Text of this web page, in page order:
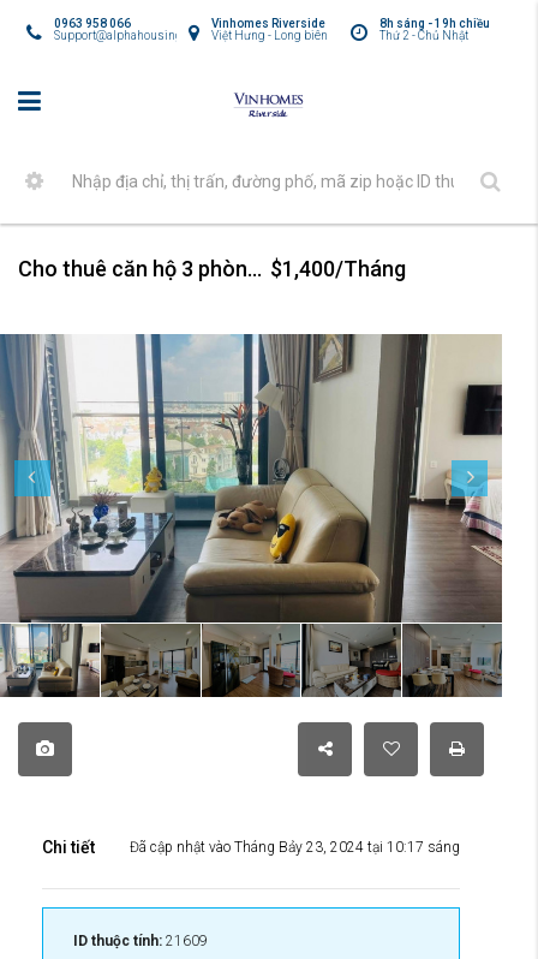
8h sáng - 19h chiều
Thứ 2 - Chủ Nhật
Vinhomes Riverside
Việt Hưng - Long biên
0963 958 066
Support@alphahousing.vn
Cho thuê căn hộ 3 phòng ngủ nội thất đẹp tại Vinhomes Symphony $1,400/Tháng
Chi tiết Đã cập nhật vào Tháng Bảy 23, 2024 tại 10:17 sáng
ID thuộc tính: 21609